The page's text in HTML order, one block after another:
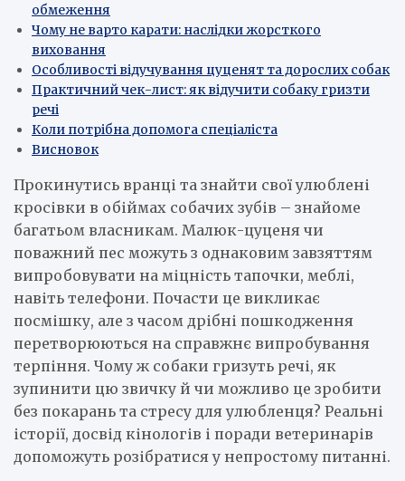
обмеження
Чому не варто карати: наслідки жорсткого
виховання
Особливості відучування цуценят та дорослих собак
Практичний чек-лист: як відучити собаку гризти
речі
Коли потрібна допомога спеціаліста
Висновок
Прокинутись вранці та знайти свої улюблені
кросівки в обіймах собачих зубів – знайоме
багатьом власникам. Малюк-цуценя чи
поважний пес можуть з однаковим завзяттям
випробовувати на міцність тапочки, меблі,
навіть телефони. Почасти це викликає
посмішку, але з часом дрібні пошкодження
перетворюються на справжнє випробування
терпіння. Чому ж собаки гризуть речі, як
зупинити цю звичку й чи можливо це зробити
без покарань та стресу для улюбленця? Реальні
історії, досвід кінологів і поради ветеринарів
допоможуть розібратися у непростому питанні.